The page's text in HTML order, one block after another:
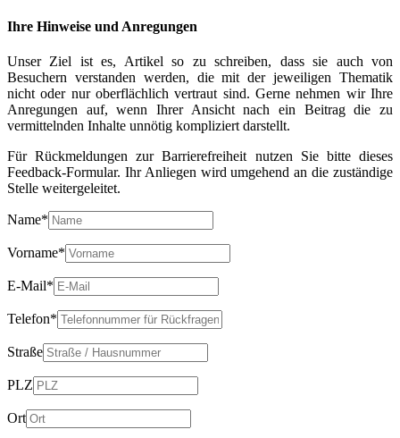
Ihre Hinweise und Anregungen
Unser Ziel ist es, Artikel so zu schreiben, dass sie auch von
Besuchern verstanden werden, die mit der jeweiligen Thematik
nicht oder nur oberflächlich vertraut sind. Gerne nehmen wir Ihre
Anregungen auf, wenn Ihrer Ansicht nach ein Beitrag die zu
vermittelnden Inhalte unnötig kompliziert darstellt.
Für Rückmeldungen zur Barrierefreiheit nutzen Sie bitte dieses
Feedback-Formular. Ihr Anliegen wird umgehend an die zuständige
Stelle weitergeleitet.
Name*
Vorname*
E-Mail*
Telefon*
Straße
PLZ
Ort